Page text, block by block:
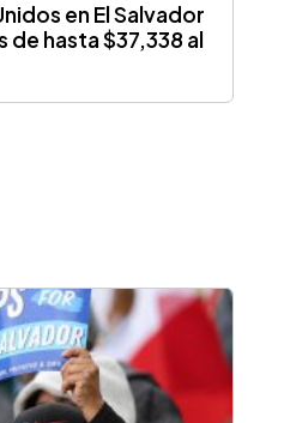
en El Salvador
de hasta $37,338 al